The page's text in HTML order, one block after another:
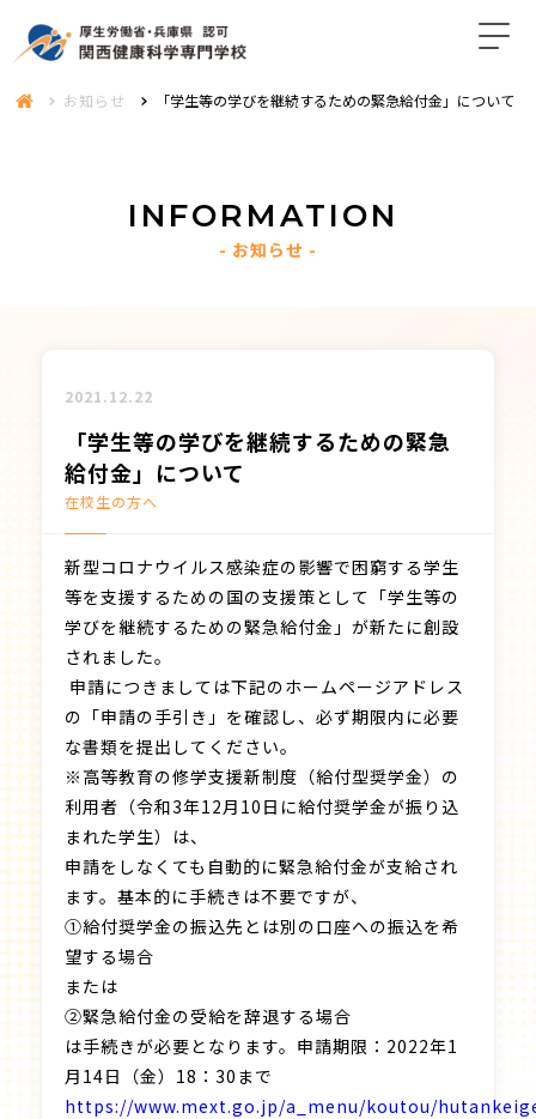
お知らせ 「学生等の学びを継続するための緊急給付金」について
INFORMATION
お知らせ
2021.12.22
「学生等の学びを継続するための緊急
給付金」について
在校生の方へ
新型コロナウイルス感染症の影響で困窮する学生
等を支援するための国の支援策として「学生等の
学びを継続するための緊急給付金」が新たに創設
されました。
申請につきましては下記のホームページアドレス
の「申請の手引き」を確認し、必ず期限内に必要
な書類を提出してください。
※高等教育の修学支援新制度（給付型奨学金）の
利用者（令和3年12月10日に給付奨学金が振り込
まれた学生）は、
申請をしなくても自動的に緊急給付金が支給され
ます。基本的に手続きは不要ですが、
①給付奨学金の振込先とは別の口座への振込を希
望する場合
または
②緊急給付金の受給を辞退する場合
は手続きが必要となります。申請期限：2022年1
月14日（金）18：30まで
https://www.mext.go.jp/a_menu/koutou/